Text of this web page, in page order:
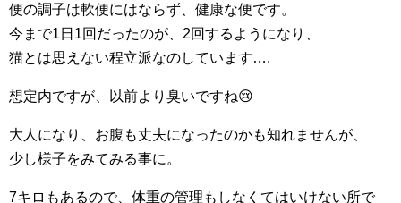
便の調子は軟便にはならず、健康な便です。
今まで1日1回だったのが、2回するようになり、
猫とは思えない程立派なのしています….
想定内ですが、以前より臭いですね😢
大人になり、お腹も丈夫になったのかも知れませんが、
少し様子をみてみる事に。
7キロもあるので、体重の管理もしなくてはいけない所で